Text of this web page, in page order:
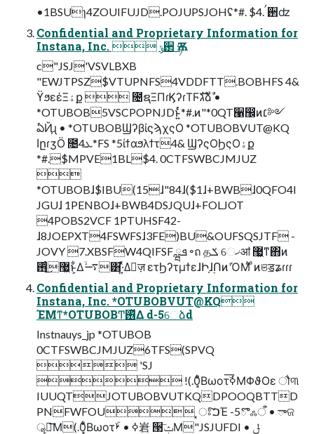
•1BSUɿ4ZOUIFUJD.POJUPSJOHʢ*#. $4.ࠤ઒ʣ
Confidential and Proprietary Information for
Instana, Inc.  ݹ઒ Ѫཧ
c"JSJ'VSVLBXB
"EWJTPSZ$VTUPNFS4VDDFTT.BOBHFS 4&
ϔϧεέΞۀք  ೔ຊΞΠɾϏʔɾΤϜגࣜձࣾ •
*OTUBOB5VSCPOPNJDͱ͍ͬͨ*#.ͷ"*0QT੡඼ͷ׆༻
ఏҊɻ • *OTUBOBϢʔβίϛϡχςΟ *OTUBOBVUT@KQ
اըɾӡӦ ೔ܥ4*FS *5ίϯαϧλϯτ4& ϢʔςΟϦςΟۀք
*#.$MPVE1BL$4. 0CTFSWBCJMJUZ

*OTUBOBɺ$IBU(15ɺ"84ɺ($1ɺ+BWBɺ0QFO4I
JGUɺ 1PENBOɺ+BWB4DSJQUɺ+FOLJOT
4POBS2VCF 1PTUHSF42-
ɺ8JOEPXT4FSWFSɺ3FE)BU&OUFSQSJTF -
JOVY 7.XBSFW4QIFSF ܦྺ ৽ถ தݎ େޚॴ ޷͖ͳ΋ͷ
޷͖࢖ͬͨ͜ͱ͕͋Δ࠷ۙ͸·͍ͬͯΔٕज़ ετϦʔτμϯεɺԻָɺ࣮ՈͷʹΌΜͣ ͦͷଞॾʑɾɾɾ
Confidential and Proprietary Information for
Instana, Inc. *OTUBOBVUT@KQ
ΈΜͳ*OTUBOBͲ͏࢖ͬͯΔ d-5େձd
Instnauys_jp *OTUBOB
0CTFSWBCJMJUZ6TFS(SPVQ
 'SJ
 !(.0͓͋ͧΒωοτۜߦ͞ΜΦϑΟε ौ୩
IUUQTJOTUBOBVUTKQDPOOQBTTD
PNFWFOU ͓ਃ͠ࠐΈ -5ొஃऀ • ాଜ
ॣ༔͞Μ(.0͓͋ͧΒωοτۜߦ • ࢁ㟒 ੓ݑ͞Μ"JSJUFDI • ݪ